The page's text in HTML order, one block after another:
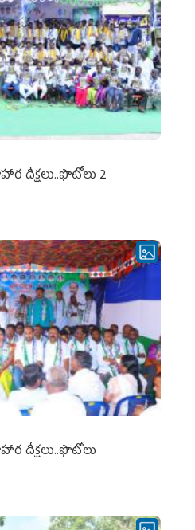
దీక్షలు..ఫొటోలు 2
దీక్షలు..ఫొటోలు